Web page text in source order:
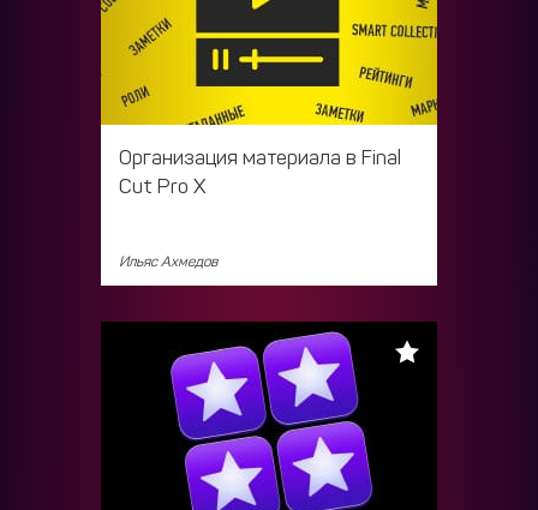
Организация материала в Final
Cut Pro X
Ильяс Ахмедов